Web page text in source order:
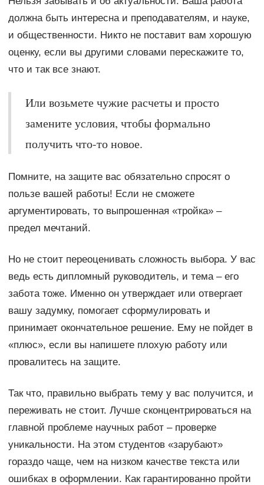
должна быть интересна и преподавателям, и науке,
и общественности. Никто не поставит вам хорошую
оценку, если вы другими словами перескажите то,
что и так все знают.
Или возьмете чужие расчеты и просто
замените условия, чтобы формально
получить что-то новое.
Помните, на защите вас обязательно спросят о
пользе вашей работы! Если не сможете
аргументировать, то выпрошенная «тройка» –
предел мечтаний.
Но не стоит переоценивать сложность выбора. У вас
ведь есть дипломный руководитель, и тема – его
забота тоже. Именно он утверждает или отвергает
вашу задумку, помогает сформулировать и
принимает окончательное решение. Ему не пойдет в
«плюс», если вы напишете плохую работу или
провалитесь на защите.
Так что, правильно выбрать тему у вас получится, и
переживать не стоит. Лучше сконцентрироваться на
главной проблеме научных работ – проверке
уникальности. На этом студентов «зарубают»
гораздо чаще, чем на низком качестве текста или
ошибках в оформлении. Как гарантированно пройти